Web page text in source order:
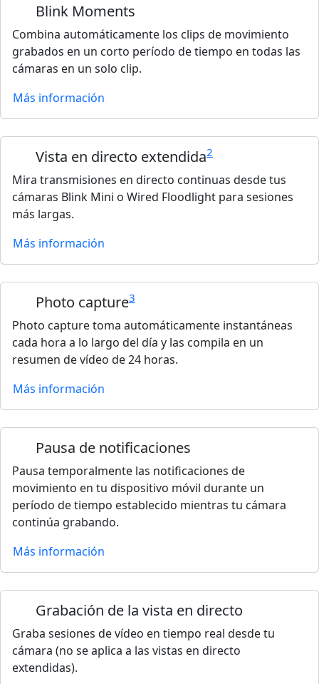
Blink Moments
Combina automáticamente los clips de movimiento
grabados en un corto período de tiempo en todas las
cámaras en un solo clip.
Más información
Vista en directo extendida2
Mira transmisiones en directo continuas desde tus
cámaras Blink Mini o Wired Floodlight para sesiones
más largas.
Más información
Photo capture3
Photo capture toma automáticamente instantáneas
cada hora a lo largo del día y las compila en un
resumen de vídeo de 24 horas.
Más información
Pausa de notificaciones
Pausa temporalmente las notificaciones de
movimiento en tu dispositivo móvil durante un
período de tiempo establecido mientras tu cámara
continúa grabando.
Más información
Grabación de la vista en directo
Graba sesiones de vídeo en tiempo real desde tu
cámara (no se aplica a las vistas en directo
extendidas).